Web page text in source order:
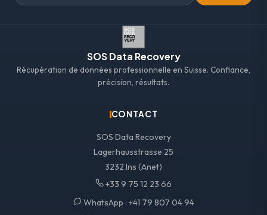
SOS Data Recovery
Récupération de données professionnelle en Suisse. Confiance,
précision, résultats.
CONTACT
SOS Data Recovery
Lagerhausstrasse 25
3232 Ins (Anet)
+33 9 75 12 23 66
WhatsApp : +41 79 807 04 94